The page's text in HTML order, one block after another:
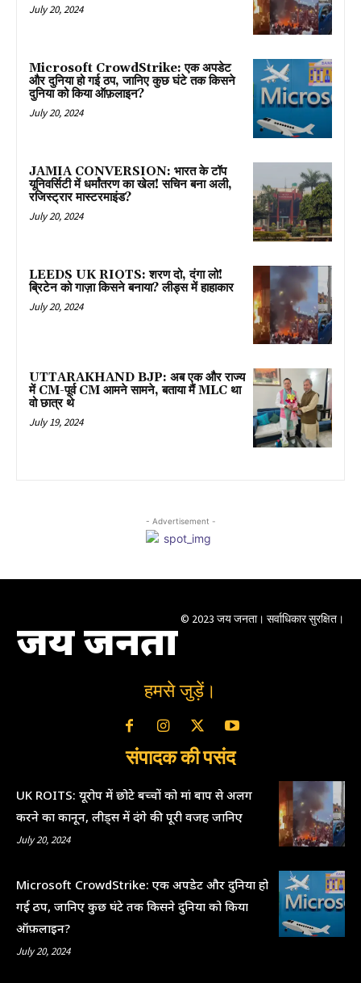
July 20, 2024
Microsoft CrowdStrike: एक अपडेट
और दुनिया हो गई ठप, जानिए कुछ घंटे तक किसने
दुनिया को किया ऑफ़लाइन?
July 20, 2024
JAMIA CONVERSION: भारत के टॉप
यूनिवर्सिटी में धर्मांतरण का खेल! सचिन बना अली,
रजिस्ट्रार मास्टरमाइंड?
July 20, 2024
LEEDS UK RIOTS: शरण दो, दंगा लो!
ब्रिटेन को गाज़ा किसने बनाया? लीड्स में हाहाकार
July 20, 2024
UTTARAKHAND BJP: अब एक और राज्य
में CM-पूर्व CM आमने सामने, बताया मैं MLC था
वो छात्र थे
July 19, 2024
- Advertisement -
जय जनता © 2023 जय जनता। सर्वाधिकार सुरक्षित।
हमसे जुड़ें।
संपादक की पसंद
UK ROITS: यूरोप में छोटे बच्चों को मां बाप से अलग
करने का कानून, लीड्स में दंगे की पूरी वजह जानिए
July 20, 2024
Microsoft CrowdStrike: एक अपडेट और दुनिया हो
गई ठप, जानिए कुछ घंटे तक किसने दुनिया को किया
ऑफ़लाइन?
July 20, 2024